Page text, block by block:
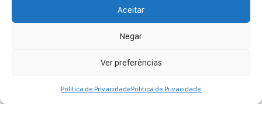
Aceitar
Negar
Ver preferências
Politica de PrivacidadePolitica de Privacidade
Info + Ingressos